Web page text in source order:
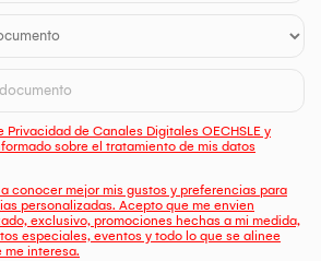
Privacidad de Canales Digitales OECHSLE y
sobre el tratamiento de mis datos
a conocer mejor mis gustos y preferencias para
personalizadas. Acepto que me envien
exclusivo, promociones hechas a mi medida,
especiales, eventos y todo lo que se alinee
me interesa.